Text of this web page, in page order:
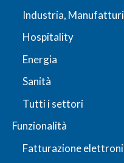
Industria,
Hospitality
Energia
Sanità
Tutti i settori
Funzionalità
Fatturazione